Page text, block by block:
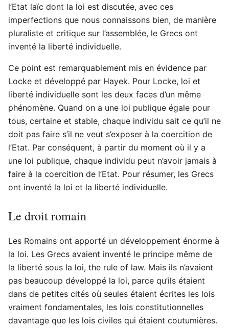
l’Etat laïc dont la loi est discutée, avec ces
imperfections que nous connaissons bien, de manière
pluraliste et critique sur l’assemblée, le Grecs ont
inventé la liberté individuelle.
Ce point est remarquablement mis en évidence par
Locke et développé par Hayek. Pour Locke, loi et
liberté individuelle sont les deux faces d’un même
phénomène. Quand on a une loi publique égale pour
tous, certaine et stable, chaque individu sait ce qu’il ne
doit pas faire s’il ne veut s’exposer à la coercition de
l’Etat. Par conséquent, à partir du moment où il y a
une loi publique, chaque individu peut n’avoir jamais à
faire à la coercition de l’Etat. Pour résumer, les Grecs
ont inventé la loi et la liberté individuelle.
Le droit romain
Les Romains ont apporté un développement énorme à
la loi. Les Grecs avaient inventé le principe même de
la liberté sous la loi, the rule of law. Mais ils n’avaient
pas beaucoup développé la loi, parce qu’ils étaient
dans de petites cités où seules étaient écrites les lois
vraiment fondamentales, les lois constitutionnelles
davantage que les lois civiles qui étaient coutumières.